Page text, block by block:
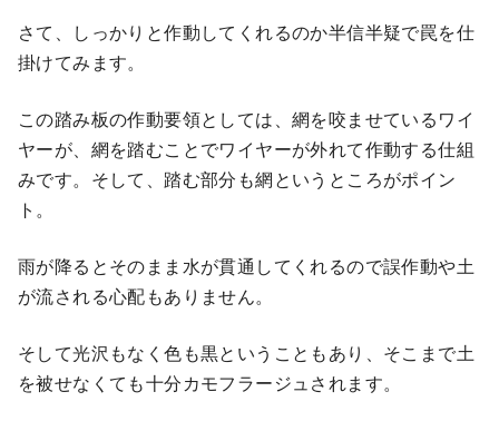
さて、しっかりと作動してくれるのか半信半疑で罠を仕
掛けてみます。
この踏み板の作動要領としては、網を咬ませているワイ
ヤーが、網を踏むことでワイヤーが外れて作動する仕組
みです。そして、踏む部分も網というところがポイン
ト。
雨が降るとそのまま水が貫通してくれるので誤作動や土
が流される心配もありません。
そして光沢もなく色も黒ということもあり、そこまで土
を被せなくても十分カモフラージュされます。